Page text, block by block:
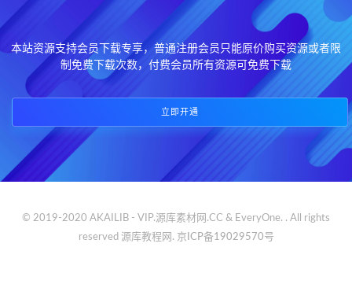
本站资源支持会员下载专享，普通注册会员只能原价购买资源或者限
制免费下载次数，付费会员所有资源可免费下载
立即开通
© 2019-2020 AKAILIB - VIP.源库素材网.CC & EveryOne. . All rights
reserved 源库教程网. 京ICP备19029570号